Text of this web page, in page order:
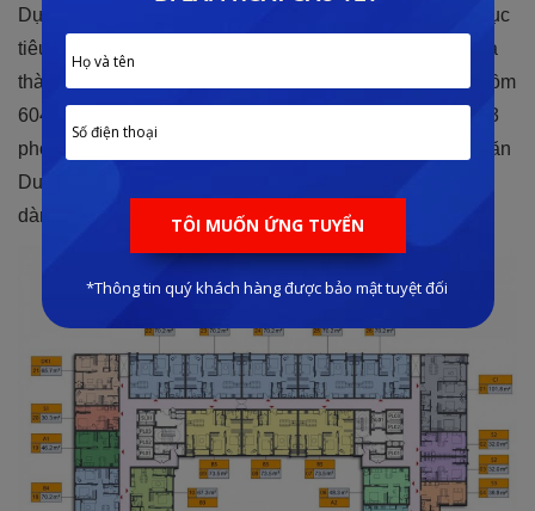
Dự án này được triển khai trên diện tích 2,4 hecta với mục
tiêu trở thành khu đô thị hiện đại, văn minh hàng đầu của
thành phố “ Hoa Phượng Đỏ “. Toàn bộ công trình bao gồm
604 căn hộ cao cấp nhiều diện tích với thiết kế gồm 1 – 3
phòng ngủ. Trong đó có một số căn hộ đặc biệt gồm: 1 căn
Duplex, 8 căn Penthouse, 24 căn Dual Key sang trọng
dành riêng cho khách hàng VIP.